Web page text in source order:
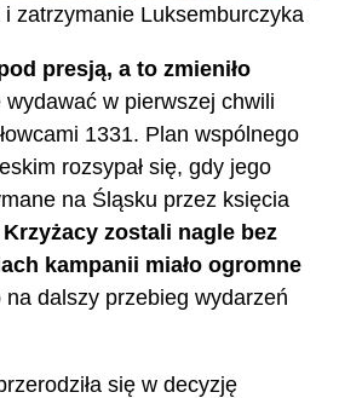
zatrzymanie Luksemburczyka
presją, a to zmieniło
wydawać w pierwszej chwili
1331. Plan wspólnego
rozsypał się, gdy jego
na Śląsku przez księcia
Krzyżacy zostali nagle bez
kampanii miało ogromne
na dalszy przebieg wydarzeń
się w decyzję